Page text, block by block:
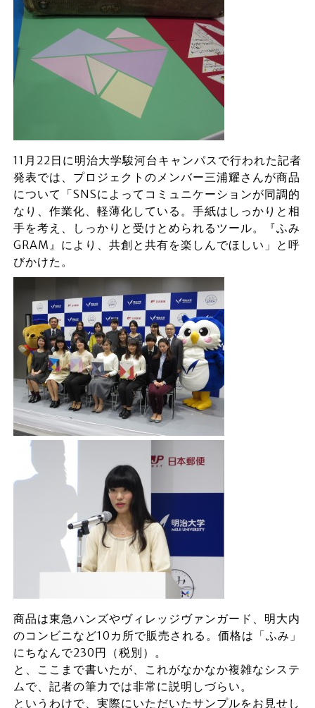
11月22日に明治大学駿河台キャンパスで行われた記者
発表では、プロジェクトのメンバー三浦耀さんが商品
について「SNSによってコミュニケーションが同調的
なり、作業化、軽薄化している。手紙はしっかりと相
手を考え、しっかりと受けとめられるツール。『ふみ
GRAM』により、共創と共有を楽しんでほしい」と呼
びかけた。
商品は東急ハンズやヴィレッジヴァンガード、明大内
のコンビニなど10カ所で販売される。価格は「ふみ」
にちなんで230円（税別）。
と、ここまで書いたが、これがなかなか複雑なシステ
ムで、記者の筆力では非常に説明しづらい。
というわけで、実際にいただいたサンプルをお見せし